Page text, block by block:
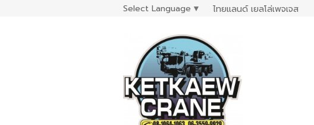
Select Language ▼ ไทยแลนด์ เยลโล่เพจเจส